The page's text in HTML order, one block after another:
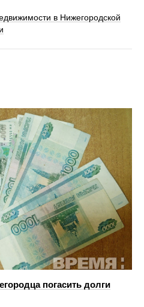
в Нижегородской
погасить долги